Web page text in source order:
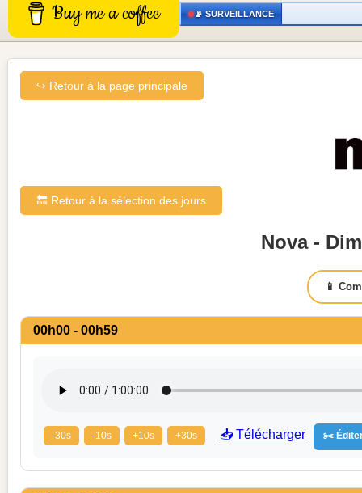
Buy me a coffee 📡 SURVEILLANCE
↪ Retour à la page principale
🔙 Retour à la sélection des jours
Nova -
📱
00h00 - 00h59
-30s -10s +10s +30s 📥 Télécharger ✂️